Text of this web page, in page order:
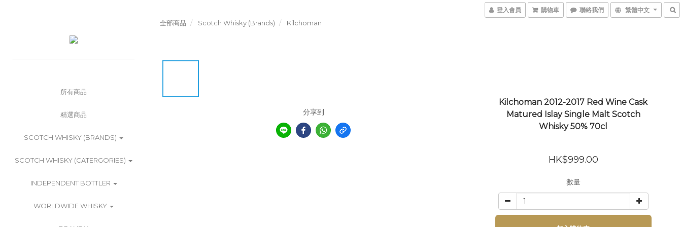
登入會員 購物車 聯絡我們 繁體中文
所有商品
精選商品
SCOTCH WHISKY (BRANDS)
SCOTCH WHISKY (CATERGORIES)
INDEPENDENT BOTTLER
WORLDWIDE WHISKY
全部商品 Scotch Whisky (Brands) Kilchoman
分享到
Kilchoman 2012-2017 Red Wine Cask
Matured Islay Single Malt Scotch
Whisky 50% 70cl
HK$999.00
數量